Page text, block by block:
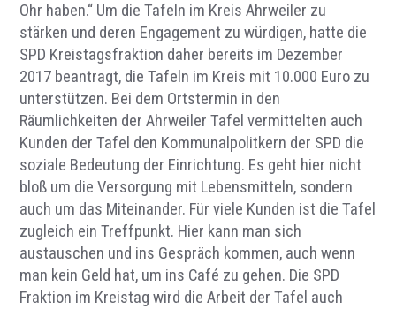
Ohr haben.“ Um die Tafeln im Kreis Ahrweiler zu
stärken und deren Engagement zu würdigen, hatte die
SPD Kreistagsfraktion daher bereits im Dezember
2017 beantragt, die Tafeln im Kreis mit 10.000 Euro zu
unterstützen. Bei dem Ortstermin in den
Räumlichkeiten der Ahrweiler Tafel vermittelten auch
Kunden der Tafel den Kommunalpolitkern der SPD die
soziale Bedeutung der Einrichtung. Es geht hier nicht
bloß um die Versorgung mit Lebensmitteln, sondern
auch um das Miteinander. Für viele Kunden ist die Tafel
zugleich ein Treffpunkt. Hier kann man sich
austauschen und ins Gespräch kommen, auch wenn
man kein Geld hat, um ins Café zu gehen. Die SPD
Fraktion im Kreistag wird die Arbeit der Tafel auch